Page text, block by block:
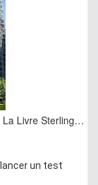
La Livre Sterling…
un test